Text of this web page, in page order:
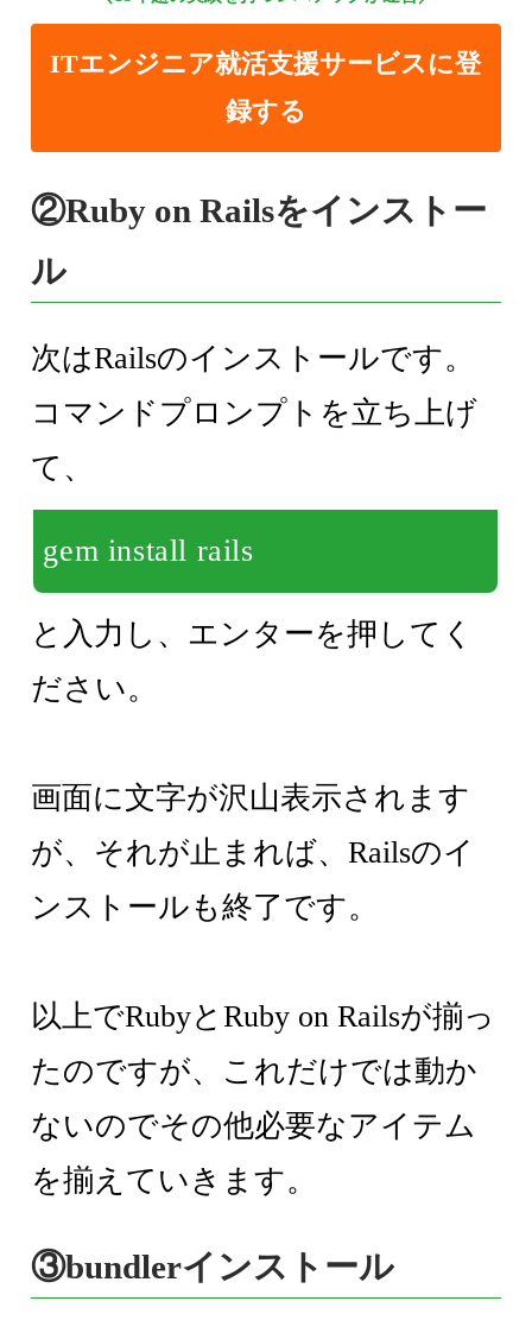
ITエンジニア就活支援サービスに登
録する
②Ruby on Railsをインストー
ル
次はRailsのインストールです。
コマンドプロンプトを立ち上げ
て、
gem install rails
と入力し、エンターを押してく
ださい。
画面に文字が沢山表示されます
が、それが止まれば、Railsのイ
ンストールも終了です。
以上でRubyとRuby on Railsが揃っ
たのですが、これだけでは動か
ないのでその他必要なアイテム
を揃えていきます。
③bundlerインストール